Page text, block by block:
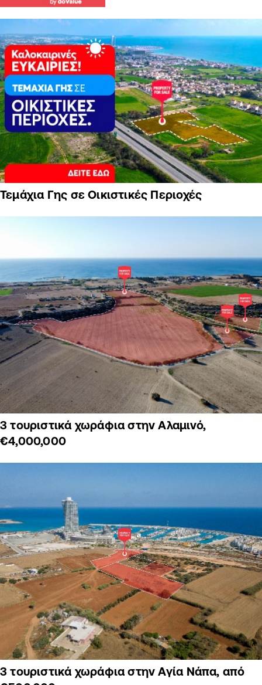
Τεμάχια Γης σε Οικιστικές Περιοχές
3 τουριστικά χωράφια στην Αλαμινό,
€4,000,000
3 τουριστικά χωράφια στην Αγία Νάπα, από